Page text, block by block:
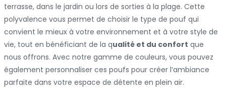
terrasse, dans le jardin ou lors de sorties à la plage. Cette
polyvalence vous permet de choisir le type de pouf qui
convient le mieux à votre environnement et à votre style de
vie, tout en bénéficiant de la qualité et du confort que
nous offrons. Avec notre gamme de couleurs, vous pouvez
également personnaliser ces poufs pour créer l’ambiance
parfaite dans votre espace de détente en plein air.